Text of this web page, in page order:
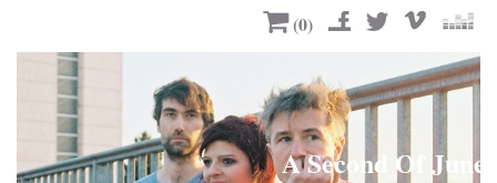
menu
(0)
A Second Of June